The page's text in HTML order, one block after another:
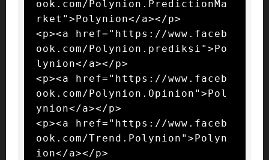
ook.com/Polynion.PredictionMa
rket">Polynion</a></p>
<p><a href="https://www.faceb
ook.com/Polynion.prediksi">Po
lynion</a></p>
<p><a href="https://www.faceb
ook.com/Polynion.Opinion">Pol
ynion</a></p>
<p><a href="https://www.faceb
ook.com/Trend.Polynion">Polyn
ion</a></p>